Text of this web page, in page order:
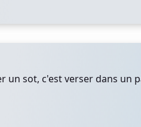
un sot, c'est verser dans un